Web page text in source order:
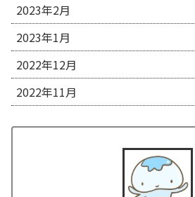
2023年2月
2023年1月
2022年12月
2022年11月